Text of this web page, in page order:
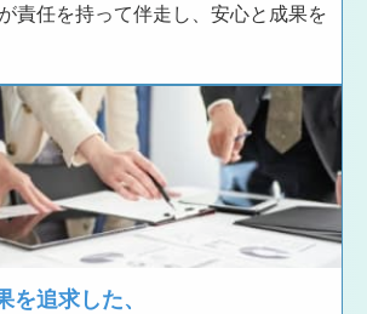
責任を持って伴走し、安心と成果を
を追求した、